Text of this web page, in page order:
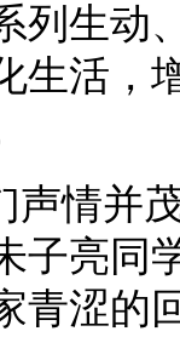
列生动
生活，
声情并
子亮同
青涩的